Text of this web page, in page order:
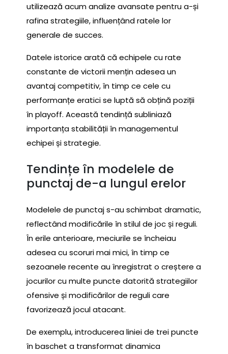
utilizează acum analize avansate pentru a-și
rafina strategiile, influențând ratele lor
generale de succes.
Datele istorice arată că echipele cu rate
constante de victorii mențin adesea un
avantaj competitiv, în timp ce cele cu
performanțe eratici se luptă să obțină poziții
în playoff. Această tendință subliniază
importanța stabilității în managementul
echipei și strategie.
Tendințe în modelele de
punctaj de-a lungul erelor
Modelele de punctaj s-au schimbat dramatic,
reflectând modificările în stilul de joc și reguli.
În erile anterioare, meciurile se încheiau
adesea cu scoruri mai mici, în timp ce
sezoanele recente au înregistrat o creștere a
jocurilor cu multe puncte datorită strategiilor
ofensive și modificărilor de reguli care
favorizează jocul atacant.
De exemplu, introducerea liniei de trei puncte
în baschet a transformat dinamica